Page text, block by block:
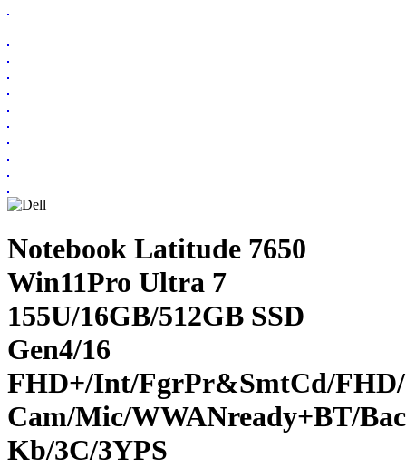
Notebook Latitude 7650
Win11Pro Ultra 7
155U/16GB/512GB SSD
Gen4/16
FHD+/Int/FgrPr&SmtCd/
Cam/Mic/WWANready+BT/
Kb/3C/3YPS